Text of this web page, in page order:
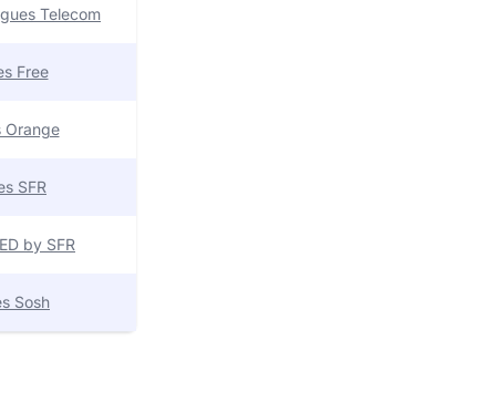
Telecom
Free
Orange
SFR
by SFR
Sosh